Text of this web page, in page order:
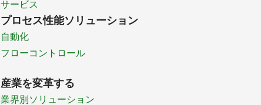
サービス
プロセス性能ソリューション
自動化
フローコントロール
産業を変革する
業界別ソリューション